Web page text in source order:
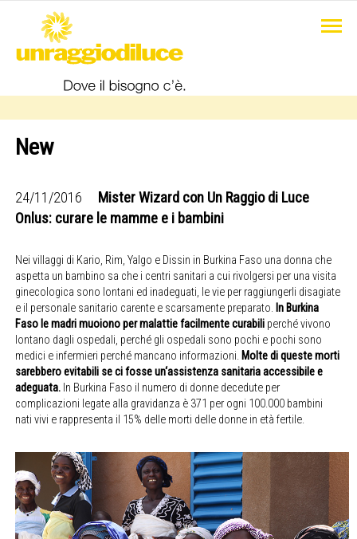
New
24/11/2016
Mister Wizard con Un Raggio di Luce
Onlus: curare le mamme e i bambini
Nei villaggi di Kario, Rim, Yalgo e Dissin in Burkina Faso una donna che
aspetta un bambino sa che i centri sanitari a cui rivolgersi per una visita
ginecologica sono lontani ed inadeguati, le vie per raggiungerli disagiate
e il personale sanitario carente e scarsamente preparato. In Burkina
Faso le madri muoiono per malattie facilmente curabili perché vivono
lontano dagli ospedali, perché gli ospedali sono pochi e pochi sono
medici e infermieri perché mancano informazioni. Molte di queste morti
sarebbero evitabili se ci fosse un‘assistenza sanitaria accessibile e
adeguata. In Burkina Faso il numero di donne decedute per
complicazioni legate alla gravidanza è 371 per ogni 100.000 bambini
nati vivi e rappresenta il 15% delle morti delle donne in età fertile.